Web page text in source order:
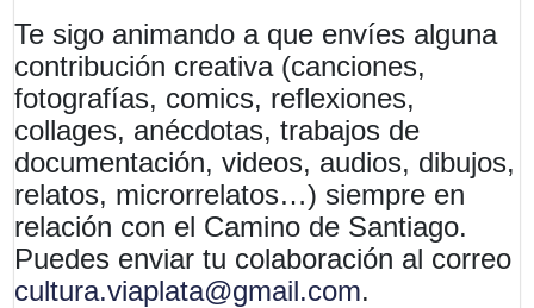
Te sigo animando a que envíes alguna
contribución creativa (canciones,
fotografías, comics, reflexiones,
collages, anécdotas, trabajos de
documentación, videos, audios, dibujos,
relatos, microrrelatos…) siempre en
relación con el Camino de Santiago.
Puedes enviar tu colaboración al correo
cultura.viaplata@gmail.com.